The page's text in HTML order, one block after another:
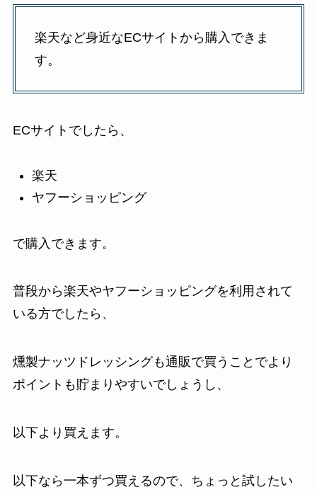
楽天など身近なECサイトから購入できま
す。
ECサイトでしたら、
楽天
ヤフーショッピング
で購入できます。
普段から楽天やヤフーショッピングを利用されて
いる方でしたら、
燻製ナッツドレッシングも通販で買うことでより
ポイントも貯まりやすいでしょうし、
以下より買えます。
以下なら一本ずつ買えるので、ちょっと試したい